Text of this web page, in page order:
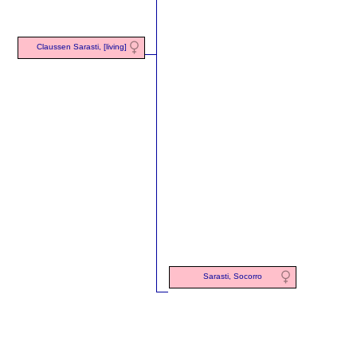
Claussen Sarasti, [living]
Sarasti, Socorro